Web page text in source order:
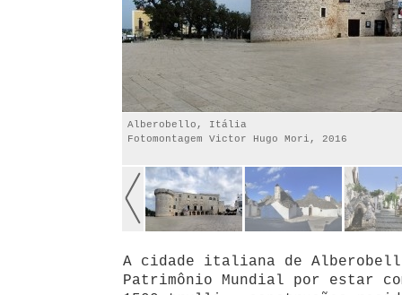
Alberobello, Itália
Fotomontagem Victor Hugo Mori, 2016
A cidade italiana de
Patrimônio Mundial por estar